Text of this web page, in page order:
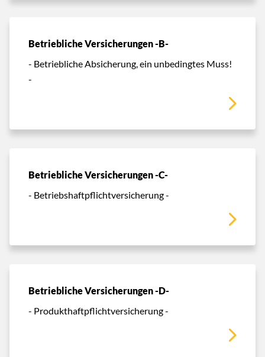
Betriebliche Versicherungen -B-
- Betriebliche Absicherung, ein unbedingtes Muss!
-
Betriebliche Versicherungen -C-
- Betriebshaftpflichtversicherung -
Betriebliche Versicherungen -D-
- Produkthaftpflichtversicherung -